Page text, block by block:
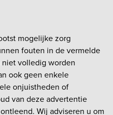
mogelijke zorg
fouten in de vermelde
volledig worden
ook geen enkele
onjuistheden of
van deze advertentie
Wij adviseren u om